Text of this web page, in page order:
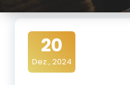
d
20
Dez., 2024